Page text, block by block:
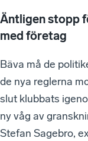
Äntligen stopp
med företag
Bäva må de
de nya reglerna
slut klubbats
ny våg av
Stefan Sagebro,